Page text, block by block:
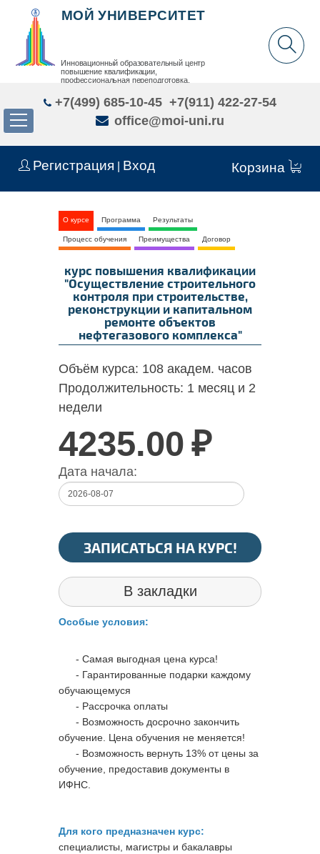
Регистрация Вход Корзина
МОЙ УНИВЕРСИТЕТ
Инновационный образовательный центр
повышение квалификации,
профессиональная переподготовка,
+7(499) 685-10-45 +7(911) 422-27-54
office@moi-uni.ru
О курсе Программа Результаты
Процесс обучения Преимущества Договор
курс повышения квалификации
"Осуществление строительного
контроля при строительстве,
реконструкции и капитальном
ремонте объектов
нефтегазового комплекса"
Объём курса: 108 академ. часов
Продолжительность: 1 месяц и 2
недели
4235.00 ₽
Дата начала:
ЗАПИСАТЬСЯ НА КУРС!
В закладки
Особые условия:
- Самая выгодная цена курса!
- Гарантированные подарки каждому
обучающемуся
- Рассрочка оплаты
- Возможность досрочно закончить
обучение. Цена обучения не меняется!
- Возможность вернуть 13% от цены за
обучение, предоставив документы в
ИФНС.
Для кого предназначен курс:
специалисты, магистры и бакалавры